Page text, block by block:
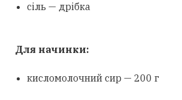
сіль — дрібка
Для начинки:
кисломолочний сир — 200 г